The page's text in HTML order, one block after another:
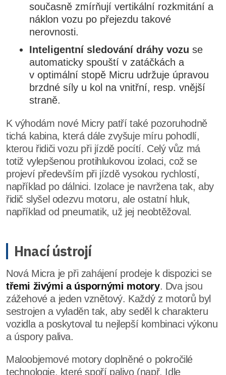
současně zmírňují vertikální rozkmitání a
náklon vozu po přejezdu takové
nerovnosti.
Inteligentní sledování dráhy vozu se
automaticky spouští v zatáčkách a
v optimální stopě Micru udržuje úpravou
brzdné síly u kol na vnitřní, resp. vnější
straně.
K výhodám nové Micry patří také pozoruhodně
tichá kabina, která dále zvyšuje míru pohodlí,
kterou řidiči vozu při jízdě pocítí. Celý vůz má
totiž vylepšenou protihlukovou izolaci, což se
projeví především při jízdě vysokou rychlostí,
například po dálnici. Izolace je navržena tak, aby
řidič slyšel odezvu motoru, ale ostatní hluk,
například od pneumatik, už jej neobtěžoval.
Hnací ústrojí
Nová Micra je při zahájení prodeje k dispozici se
třemi živými a úspornými motory. Dva jsou
zážehové a jeden vznětový. Každý z motorů byl
sestrojen a vyladěn tak, aby seděl k charakteru
vozidla a poskytoval tu nejlepší kombinaci výkonu
a úspory paliva.
Maloobjemové motory doplněné o pokročilé
technologie, které spoří palivo (např. Idle